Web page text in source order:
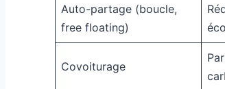
Auto-partage (boucle,
free floating)
Covoiturage